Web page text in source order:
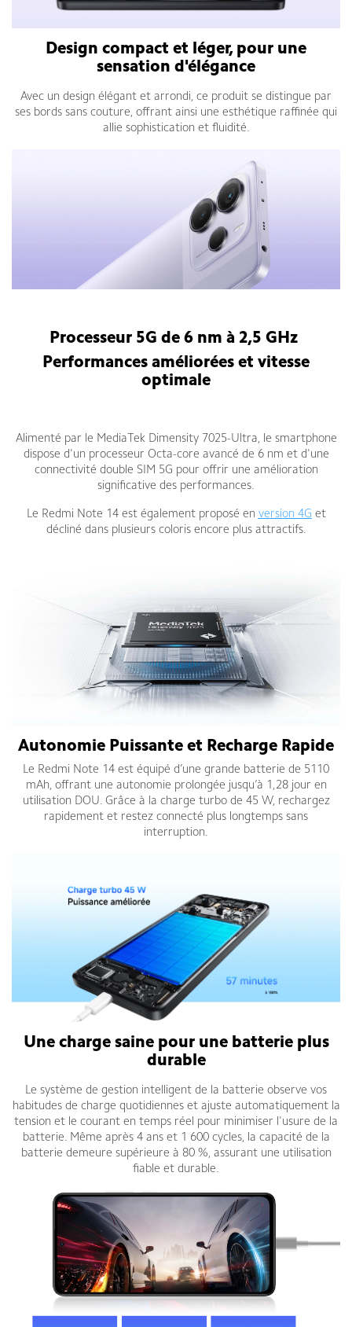
Design compact et léger, pour une
sensation d'élégance
Avec un design élégant et arrondi, ce produit se distingue par
ses bords sans couture, offrant ainsi une esthétique raffinée qui
allie sophistication et fluidité.
Processeur 5G de 6 nm à 2,5 GHz
Performances améliorées et vitesse
optimale
Alimenté par le MediaTek Dimensity 7025-Ultra, le smartphone
dispose d'un processeur Octa-core avancé de 6 nm et d'une
connectivité double SIM 5G pour offrir une amélioration
significative des performances.
Le Redmi Note 14 est également proposé en version 4G et
décliné dans plusieurs coloris encore plus attractifs.
Autonomie Puissante et Recharge Rapide
Le Redmi Note 14 est équipé d’une grande batterie de 5110
mAh, offrant une autonomie prolongée jusqu’à 1,28 jour en
utilisation DOU. Grâce à la charge turbo de 45 W, rechargez
rapidement et restez connecté plus longtemps sans
interruption.
Une charge saine pour une batterie plus
durable
Le système de gestion intelligent de la batterie observe vos
habitudes de charge quotidiennes et ajuste automatiquement la
tension et le courant en temps réel pour minimiser l'usure de la
batterie. Même après 4 ans et 1 600 cycles, la capacité de la
batterie demeure supérieure à 80 %, assurant une utilisation
fiable et durable.